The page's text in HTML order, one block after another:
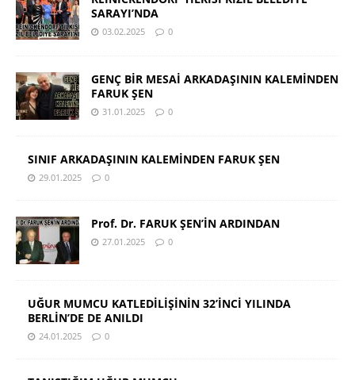
SARAYI’NDA
03.02.2025 0
GENÇ BİR MESAİ ARKADAŞININ KALEMİNDEN
FARUK ŞEN
31.01.2025 0
SINIF ARKADAŞININ KALEMİNDEN FARUK ŞEN
29.01.2025 0
Prof. Dr. FARUK ŞEN’İN ARDINDAN
27.01.2025 0
UĞUR MUMCU KATLEDİLİŞİNİN 32’İNCİ YILINDA
BERLİN’DE DE ANILDI
24.01.2025 0